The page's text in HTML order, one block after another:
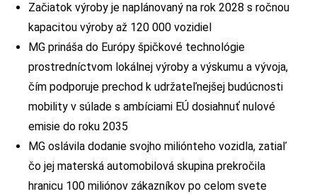
Začiatok výroby je naplánovaný na rok 2028 s ročnou
kapacitou výroby až 120 000 vozidiel
MG prináša do Európy špičkové technológie
prostredníctvom lokálnej výroby a výskumu a vývoja,
čím podporuje prechod k udržateľnejšej budúcnosti
mobility v súlade s ambíciami EÚ dosiahnuť nulové
emisie do roku 2035
MG oslávila dodanie svojho miliónteho vozidla, zatiaľ
čo jej materská automobilová skupina prekročila
hranicu 100 miliónov zákazníkov po celom svete